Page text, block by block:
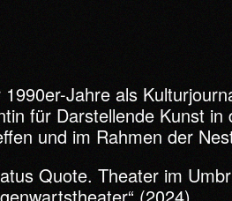
Jahre als
für Darstellende Kunst
und im Rahmen der
Quote. Theater im